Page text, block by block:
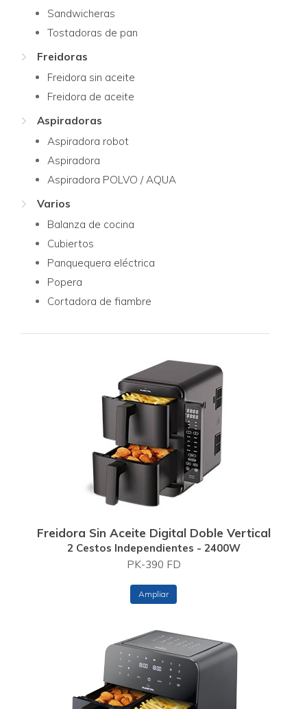
Sandwicheras
Tostadoras de pan
Freidoras
Freidora sin aceite
Freidora de aceite
Aspiradoras
Aspiradora robot
Aspiradora
Aspiradora POLVO / AQUA
Varios
Balanza de cocina
Cubiertos
Panquequera eléctrica
Popera
Cortadora de fiambre
Freidora Sin Aceite Digital Doble Vertical
2 Cestos Independientes - 2400W
PK-390 FD
Ampliar